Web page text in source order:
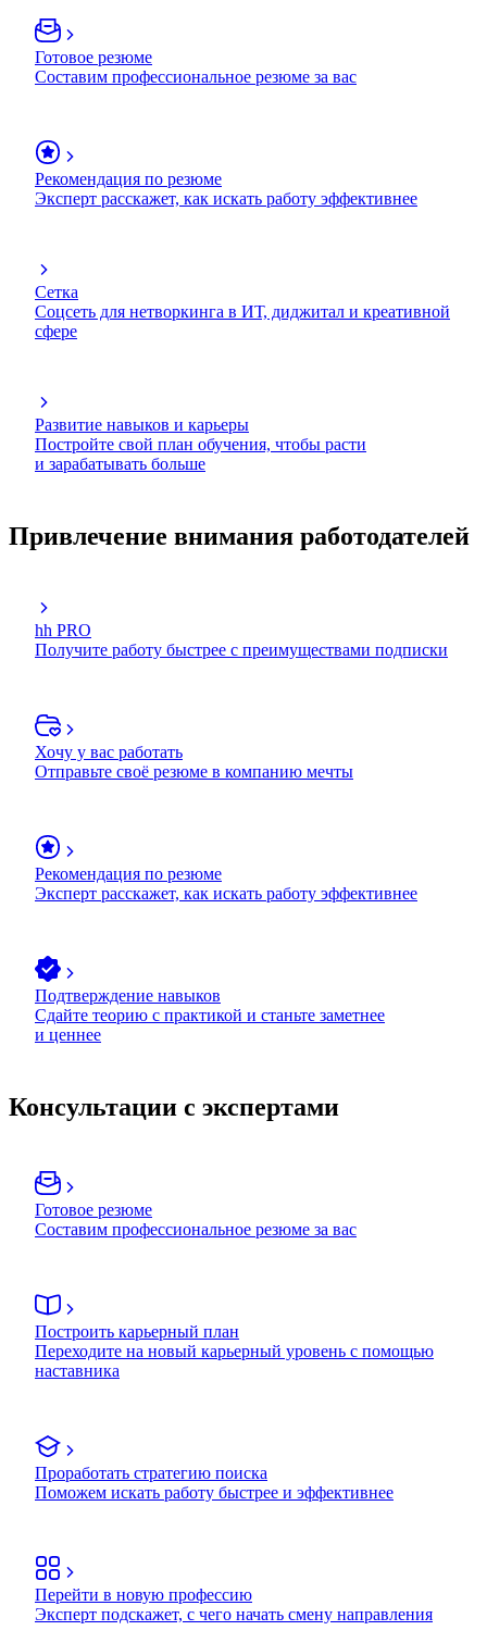
Готовое резюме
Составим профессиональное резюме за вас
Рекомендация по резюме
Эксперт расскажет, как искать работу эффективнее
Сетка
Соцсеть для нетворкинга в ИТ, диджитал и креативной
сфере
Развитие навыков и карьеры
Постройте свой план обучения, чтобы расти
и зарабатывать больше
Привлечение внимания работодателей
hh PRO
Получите работу быстрее с преимуществами подписки
Хочу у вас работать
Отправьте своё резюме в компанию мечты
Рекомендация по резюме
Эксперт расскажет, как искать работу эффективнее
Подтверждение навыков
Сдайте теорию с практикой и станьте заметнее
и ценнее
Консультации с экспертами
Готовое резюме
Составим профессиональное резюме за вас
Построить карьерный план
Переходите на новый карьерный уровень с помощью
наставника
Проработать стратегию поиска
Поможем искать работу быстрее и эффективнее
Перейти в новую профессию
Эксперт подскажет, с чего начать смену направления